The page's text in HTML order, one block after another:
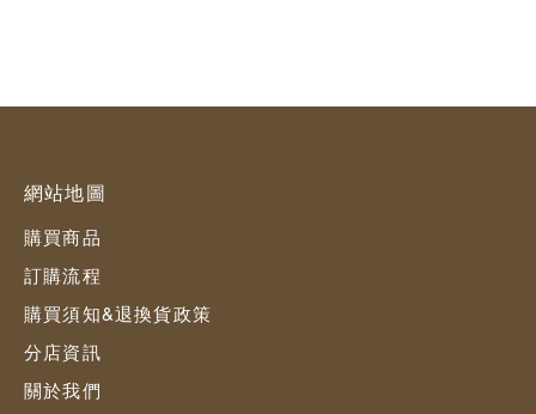
網站地圖
購買商品
訂購流程
購買須知&退換貨政策
分店資訊
關於我們